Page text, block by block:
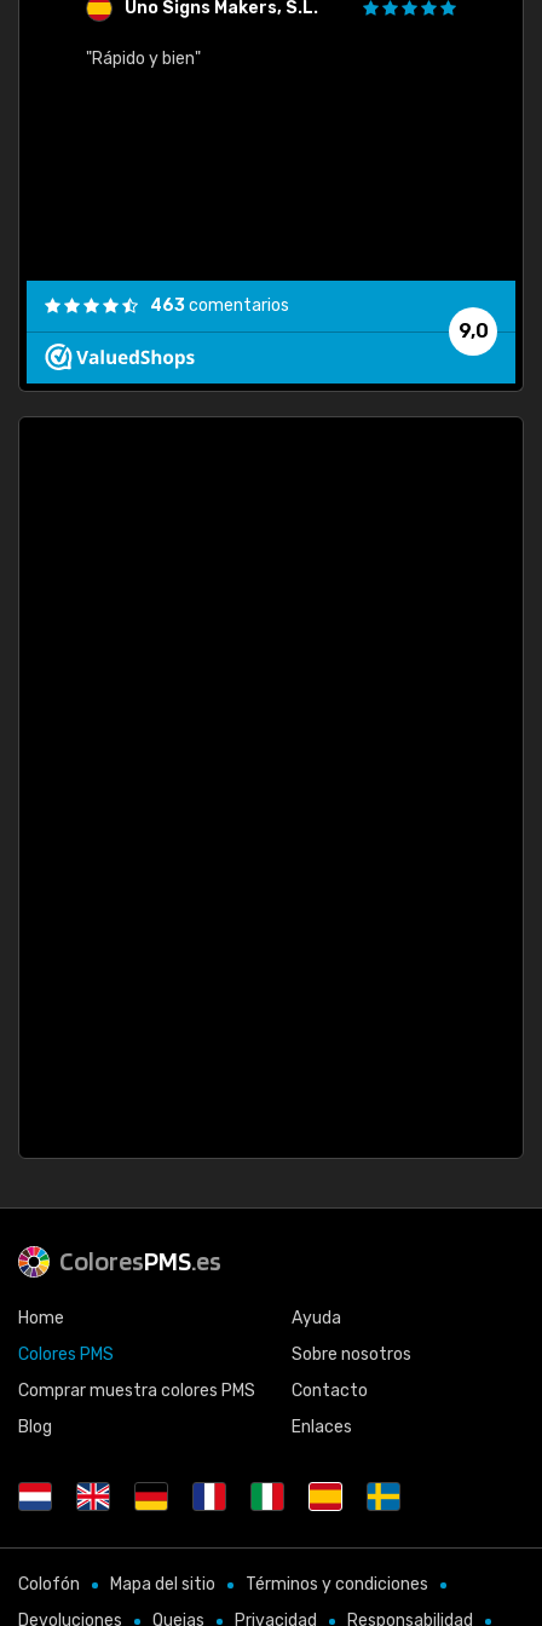
Uno Signs Makers, S.L.
"Rápido y bien"
9,0
463comentarios
ColoresPMS.es
Home
Colores PMS
Comprar muestra colores PMS
Blog
Ayuda
Sobre nosotros
Contacto
Enlaces
Colofón Mapa del sitio
Términos y condiciones
Devoluciones
Quejas Privacidad Responsabilidad